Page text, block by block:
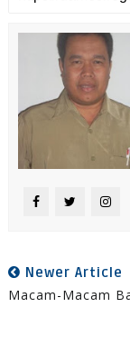
Newer Article
Macam-Macam